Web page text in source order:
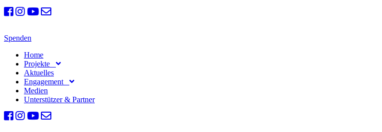
Spenden
Home
Projekte
Aktuelles
Engagement
Medien
Unterstützer & Partner